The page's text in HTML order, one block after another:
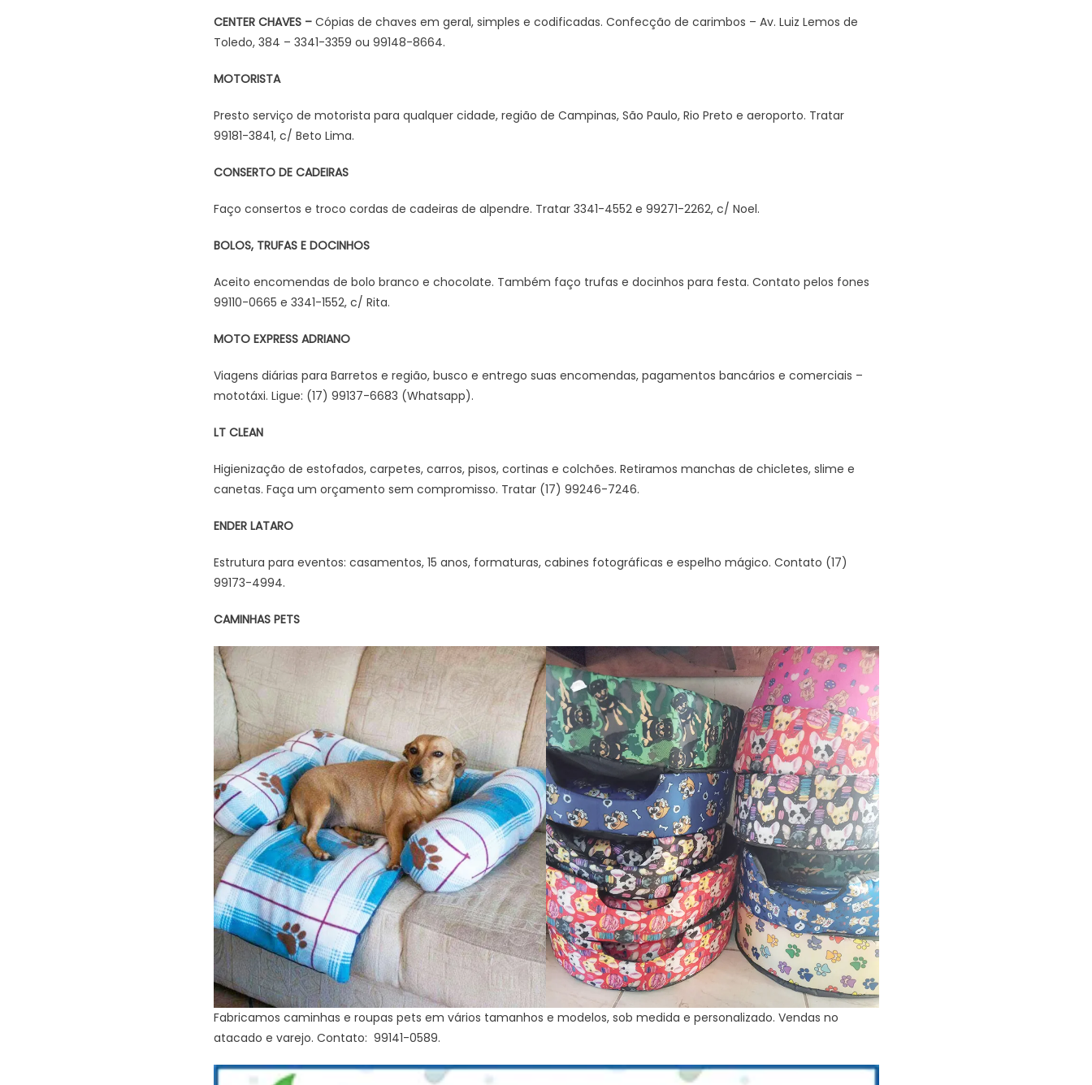
CENTER CHAVES –Cópias de chaves em geral, simples e codificadas. Confecção de carimbos – Av. Luiz Lemos de
Toledo, 384 – 3341-3359 ou 99148-8664.
MOTORISTA
Presto serviço de motorista para qualquer cidade, região de Campinas, São Paulo, Rio Preto e aeroporto. Tratar
99181-3841, c/ Beto Lima.
CONSERTO DE CADEIRAS
Faço consertos e troco cordas de cadeiras de alpendre. Tratar 3341-4552 e 99271-2262, c/ Noel.
BOLOS, TRUFAS E DOCINHOS
Aceito encomendas de bolo branco e chocolate. Também faço trufas e docinhos para festa. Contato pelos fones
99110-0665 e 3341-1552, c/ Rita.
MOTO EXPRESS ADRIANO
Viagens diárias para Barretos e região, busco e entrego suas encomendas, pagamentos bancários e comerciais –
mototáxi. Ligue: (17) 99137-6683 (Whatsapp).
LT CLEAN
Higienização de estofados, carpetes, carros, pisos, cortinas e colchões. Retiramos manchas de chicletes, slime e
canetas. Faça um orçamento sem compromisso. Tratar (17) 99246-7246.
ENDER LATARO
Estrutura para eventos: casamentos, 15 anos, formaturas, cabines fotográficas e espelho mágico. Contato (17)
99173-4994.
CAMINHAS PETS
Fabricamos caminhas e roupas pets em vários tamanhos e modelos, sob medida e personalizado. Vendas no
atacado e varejo. Contato: 99141-0589.